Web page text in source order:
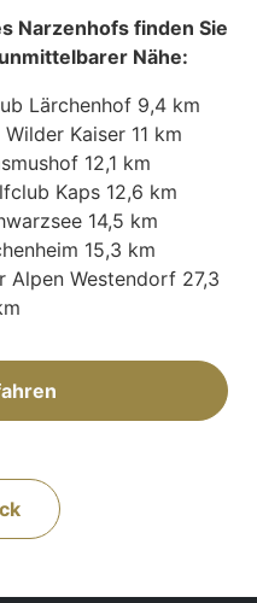
Narzenhofs finden Sie
Nähe:
Lärchenhof 9,4 km
Kaiser 11 km
12,1 km
Kaps 12,6 km
14,5 km
15,3 km
Alpen Westendorf 27,3